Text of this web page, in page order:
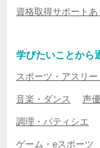
資格取得サポートあ
学びたいことから
スポーツ・アスリー
音楽・ダンス 声
調理・パティシエ
ゲーム・eスポーツ